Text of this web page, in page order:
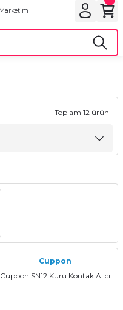
Toplam 12 ürün
Cuppon
Cuppon SN12 Kuru Kontak Alıcı